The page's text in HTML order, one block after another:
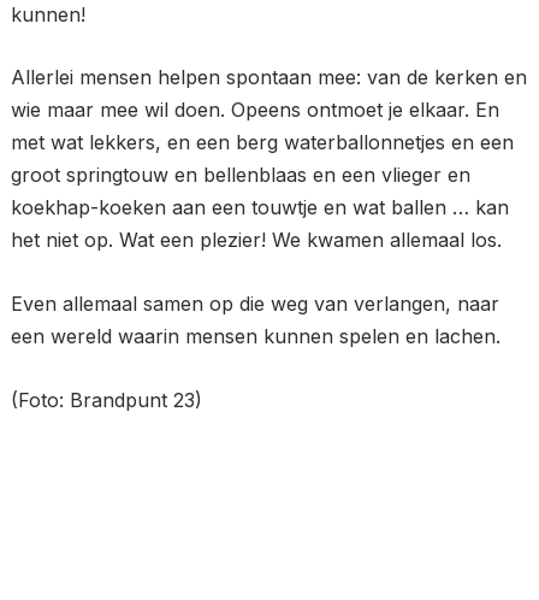
kunnen!
Allerlei mensen helpen spontaan mee: van de kerken en
wie maar mee wil doen. Opeens ontmoet je elkaar. En
met wat lekkers, en een berg waterballonnetjes en een
groot springtouw en bellenblaas en een vlieger en
koekhap-koeken aan een touwtje en wat ballen … kan
het niet op. Wat een plezier! We kwamen allemaal los.
Even allemaal samen op die weg van verlangen, naar
een wereld waarin mensen kunnen spelen en lachen.
(Foto: Brandpunt 23)